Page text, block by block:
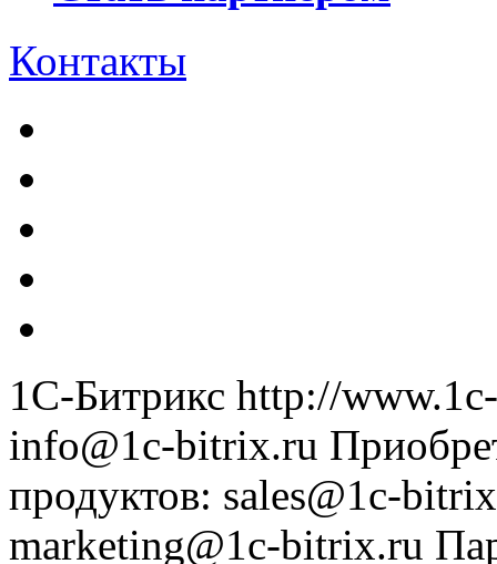
Контакты
1С-Битрикс http://
info@1c-bitrix.ru
продуктов: sales@1c-
marketing@1c-bitrix.ru